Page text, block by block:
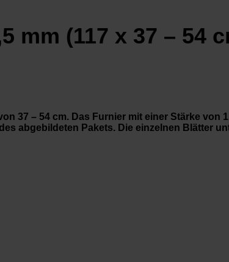
mm (117 x 37 – 54
37 – 54 cm. Das Furnier mit einer Stärke von
abgebildeten Pakets. Die einzelnen Blätter